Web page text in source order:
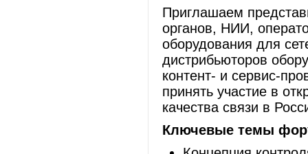
Приглашаем
органов, НИИ,
оборудования для
дистрибьюторов
контент- и сервис-
принять участие в
качества связи в
Ключевые темы